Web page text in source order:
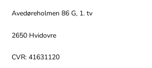
Avedøreholmen 86 G, 1. tv
2650 Hvidovre
CVR: 41631120